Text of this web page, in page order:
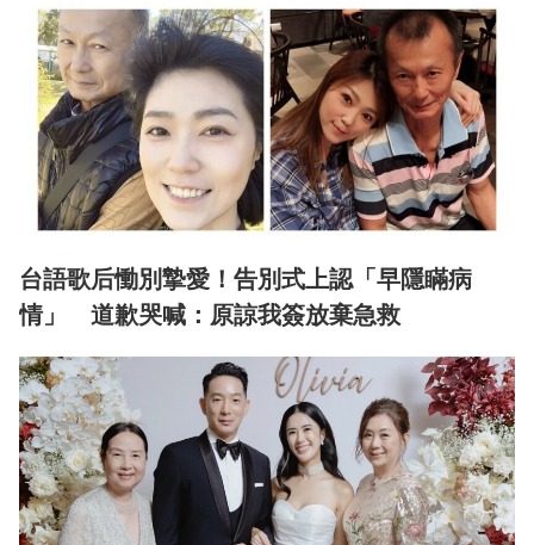
台語歌后慟別摯愛！告別式上認「早隱瞞病
情」 道歉哭喊：原諒我簽放棄急救